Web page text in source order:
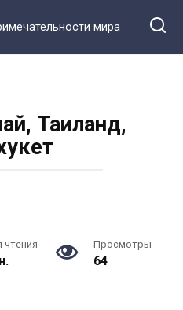
мира
Таиланд,
чтения Просмотры
64